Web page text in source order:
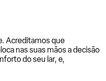
Acreditamos que
nas suas mãos a decisão
do seu lar, e,